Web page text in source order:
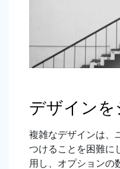
デザイン
複雑なデザインは、
つけることを困難に
用し、オプションの